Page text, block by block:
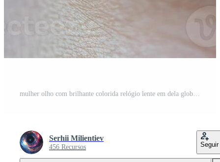
Serhii Milientiev
456 Recursos Seguir